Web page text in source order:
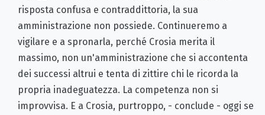
risposta confusa e contraddittoria, la sua
amministrazione non possiede. Continueremo a
vigilare e a spronarla, perché Crosia merita il
massimo, non un'amministrazione che si accontenta
dei successi altrui e tenta di zittire chi le ricorda la
propria inadeguatezza. La competenza non si
improvvisa. E a Crosia, purtroppo, - conclude - oggi se